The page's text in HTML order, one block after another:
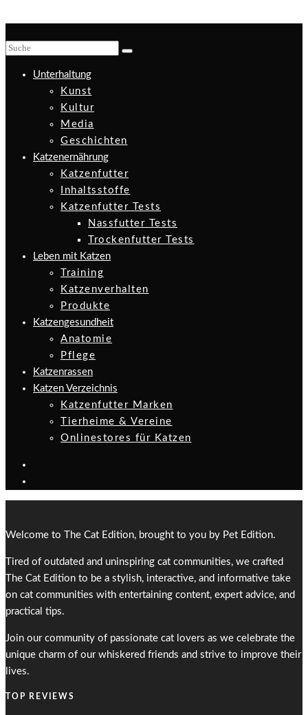
Unterhaltung
Kunst
Kultur
Media
Geschichten
Katzenernährung
Katzenfutter
Inhaltsstoffe
Katzenfutter Tests
Nassfutter Tests
Trockenfutter Tests
Leben mit Katzen
Training
Katzenverhalten
Produkte
Katzengesundheit
Anatomie
Pflege
Katzenrassen
Katzen Verzeichnis
Katzenfutter Marken
Tierheime & Vereine
Onlinestores für Katzen
Welcome to The Cat Edition, brought to you by Pet Edition.
Tired of outdated and uninspiring cat communities, we crafted
The Cat Edition to be a stylish, interactive, and informative take
on cat communities with entertaining content, expert advice, and
practical tips.
Join our community of passionate cat lovers as we celebrate the
unique charm of our whiskered friends and strive to improve their
lives.
TOP REVIEWS